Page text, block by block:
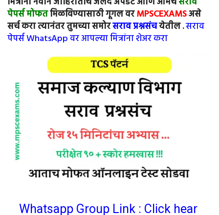
पेपर्स मोफतमिळविण्यासाठी गूगल वरMPSCEXAMSअसे
सर्च करा त्यानंतर तुमच्या समोरसराव प्रश्नसंचयेतील .सराव
पेपर्स WhatsApp वर आपल्या मित्रांना शेअर करा
Whatsapp Group Link : Click hear